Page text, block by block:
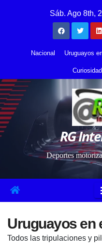
Sáb. Ago 8th,
Nacional Uruguayos
RG
Deportes
Uruguayos en
Todos las tripulaciones y